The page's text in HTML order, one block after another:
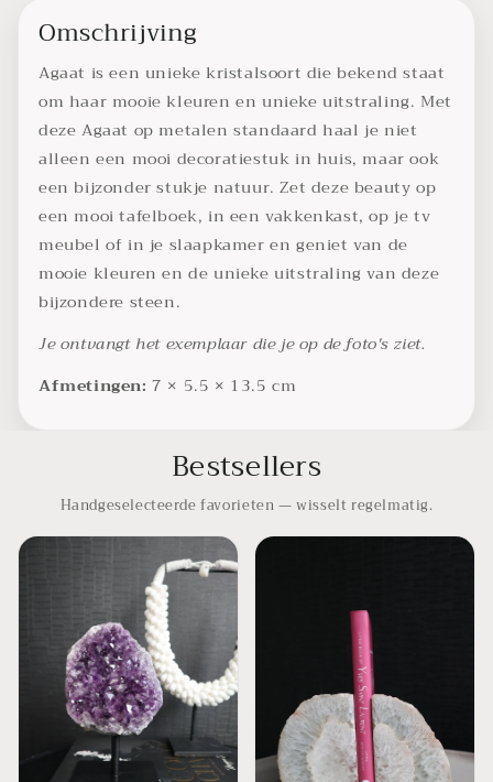
Omschrijving
Agaat is een unieke kristalsoort die bekend staat
om haar mooie kleuren en unieke uitstraling. Met
deze Agaat op metalen standaard haal je niet
alleen een mooi decoratiestuk in huis, maar ook
een bijzonder stukje natuur. Zet deze beauty op
een mooi tafelboek, in een vakkenkast, op je tv
meubel of in je slaapkamer en geniet van de
mooie kleuren en de unieke uitstraling van deze
bijzondere steen.
Je ontvangt het exemplaar die je op de foto's ziet.
Afmetingen: 7 × 5.5 × 13.5 cm
Bestsellers
Handgeselecteerde favorieten — wisselt regelmatig.